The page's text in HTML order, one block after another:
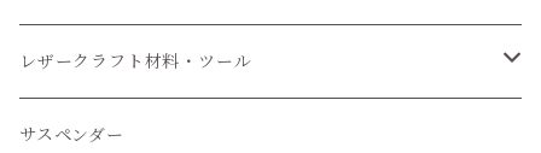
レザークラフト材料・ツール
レザークラフトツール
サスペンダー